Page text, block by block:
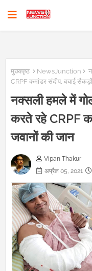
मुख्यपृष्ठ NewsJunction
CRPF कमांडर संदीप, बचाई
नक्सली हमले में
करते रहे CRPF
जवानों की जान
Vipan Thakur
अप्रैल 05, 2021